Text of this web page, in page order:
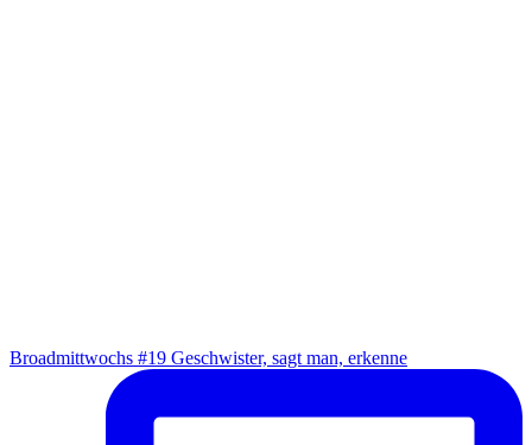
Broad­mitt­wochs #19 Geschwis­ter, sagt man, erkenne